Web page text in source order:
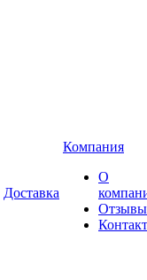
Доставка
Компания
О
Отзывы